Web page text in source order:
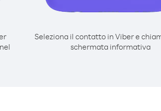
Seleziona il contatto in Viber e
schermata informativa